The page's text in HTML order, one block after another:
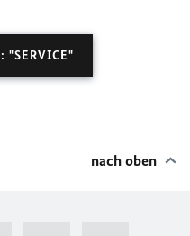
"SERVICE"
nach oben